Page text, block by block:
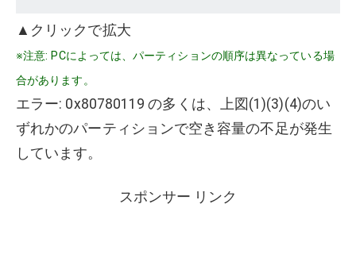
▲クリックで拡大
※注意: PCによっては、パーティションの順序は異なっている場
合があります。
エラー: 0x80780119 の多くは、上図(1)(3)(4)のい
ずれかのパーティションで空き容量の不足が発生
しています。
スポンサー リンク